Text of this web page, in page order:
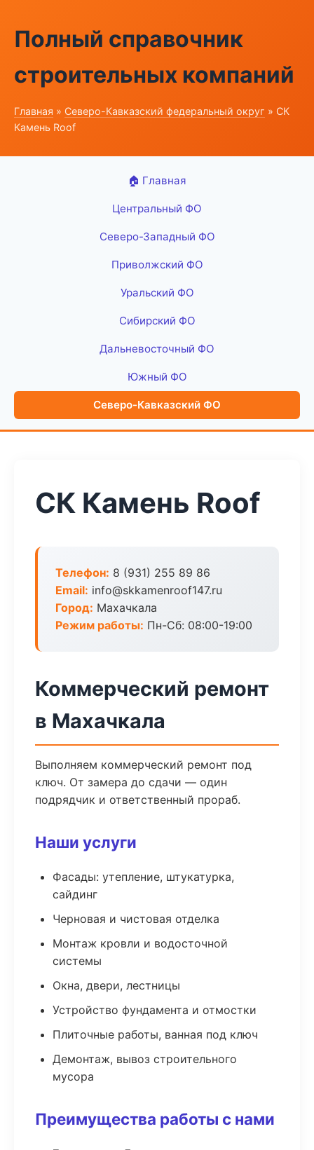
Полный справочник
строительных компаний
Главная » Северо-Кавказский федеральный округ » СК
Камень Roof
🏠 Главная
Центральный ФО
Северо-Западный ФО
Приволжский ФО
Уральский ФО
Сибирский ФО
Дальневосточный ФО
Южный ФО
Северо-Кавказский ФО
СК Камень Roof
Телефон: 8 (931) 255 89 86
Email: info@skkamenroof147.ru
Город: Махачкала
Режим работы: Пн-Сб: 08:00-19:00
Коммерческий ремонт
в Махачкала
Выполняем коммерческий ремонт под
ключ. От замера до сдачи — один
подрядчик и ответственный прораб.
Наши услуги
Фасады: утепление, штукатурка,
сайдинг
Черновая и чистовая отделка
Монтаж кровли и водосточной
системы
Окна, двери, лестницы
Устройство фундамента и отмостки
Плиточные работы, ванная под ключ
Демонтаж, вывоз строительного
мусора
Преимущества работы с нами